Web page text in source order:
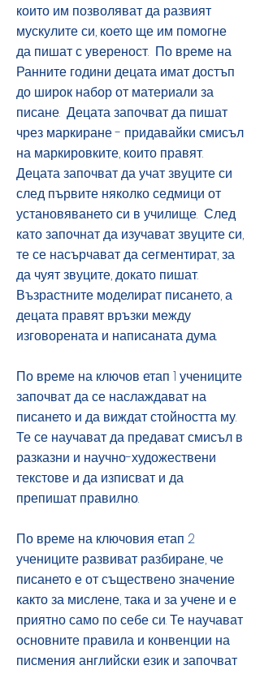
които им позволяват да развият
мускулите си, което ще им помогне
да пишат с увереност. По време на
Ранните години децата имат достъп
до широк набор от материали за
писане. Децата започват да пишат
чрез маркиране - придавайки смисъл
на маркировките, които правят.
Децата започват да учат звуците си
след първите няколко седмици от
установяването си в училище. След
като започнат да изучават звуците си,
те се насърчават да сегментират, за
да чуят звуците, докато пишат.
Възрастните моделират писането, а
децата правят връзки между
изговорената и написаната дума.
По време на ключов етап 1 учениците
започват да се наслаждават на
писането и да виждат стойността му.
Те се научават да предават смисъл в
разказни и научно-художествени
текстове и да изписват и да
препишат правилно.
По време на ключовия етап 2
учениците развиват разбиране, че
писането е от съществено значение
както за мислене, така и за учене и е
приятно само по себе си. Те научават
основните правила и конвенции на
писмения английски език и започват